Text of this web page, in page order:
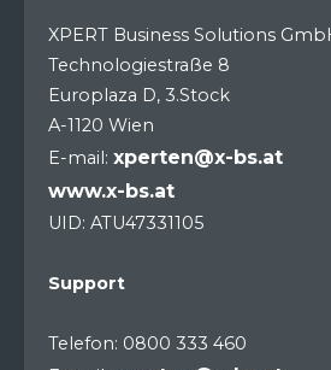
XPERT Business Solutions
Technologiestraße 8
Europlaza D, 3.Stock
A-1120 Wien
E-mail: xperten@x-bs.at
www.x-bs.at
UID: ATU47331105
Support
Telefon: 0800 333 460